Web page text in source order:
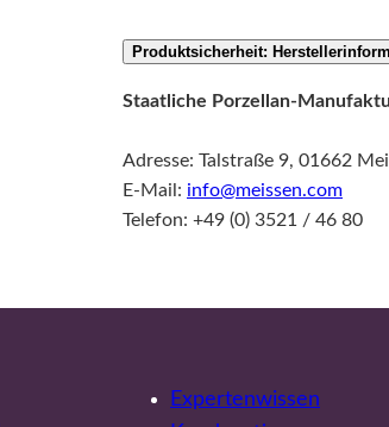
Produktsicherheit:
Staatliche Porzellan-
Adresse: Talstraße 9, 01662
E-Mail: info@meissen.com
Telefon: +49 (0) 3521 / 46 80
Expertenwissen